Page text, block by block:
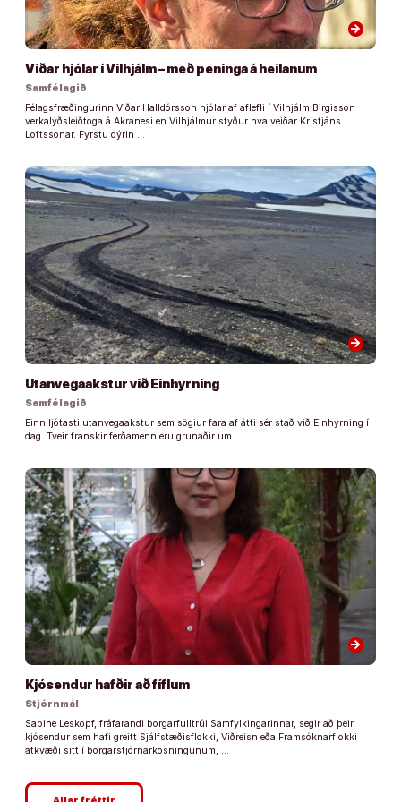
arrow_forward
Viðar hjólar í Vilhjálm – með peninga á heilanum
Samfélagið
Félagsfræðingurinn Viðar Halldórsson hjólar af aflefli í Vilhjálm Birgisson
verkalýðsleiðtoga á Akranesi en Vilhjálmur styður hvalveiðar Kristjáns
Loftssonar. Fyrstu dýrin …
arrow_forward
Utanvegaakstur við Einhyrning
Samfélagið
Einn ljótasti utanvegaakstur sem sögiur fara af átti sér stað við Einhyrning í
dag. Tveir franskir ferðamenn eru grunaðir um …
arrow_forward
Kjósendur hafðir að fíflum
Stjórnmál
Sabine Leskopf, fráfarandi borgarfulltrúi Samfylkingarinnar, segir að þeir
kjósendur sem hafi greitt Sjálfstæðisflokki, Viðreisn eða Framsóknarflokki
atkvæði sitt í borgarstjórnarkosningunum, …